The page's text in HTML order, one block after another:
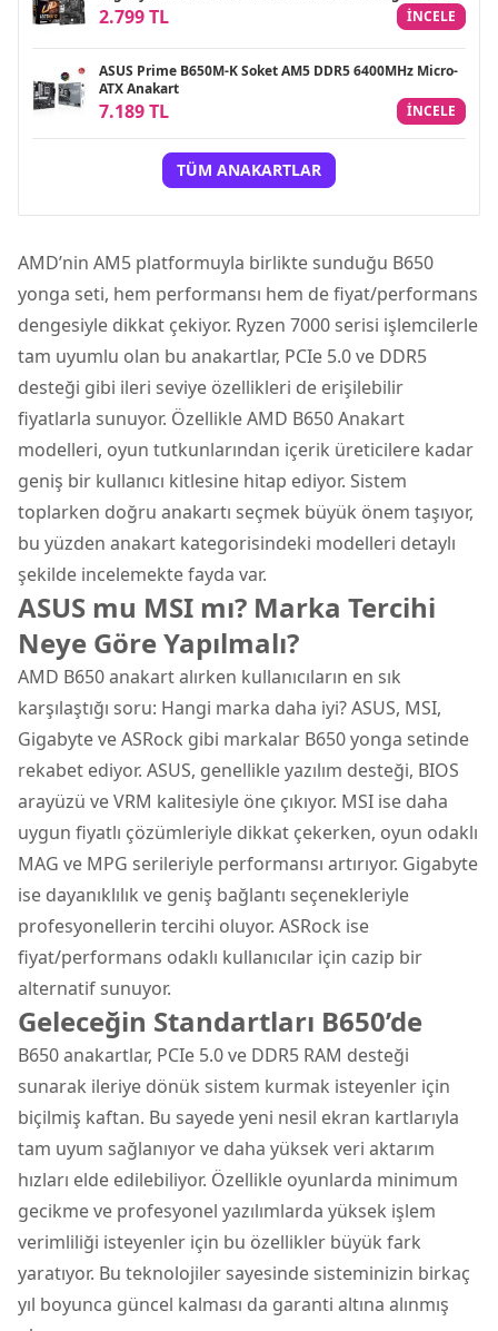
2.799 TL INCELE
ASUS Prime B650M-K Soket AM5 DDR5 6400MHz Micro-
ATX Anakart
7.189 TL INCELE
TÜM ANAKARTLAR
AMD’nin AM5 platformuyla birlikte sunduğu B650
yonga seti, hem performansı hem de fiyat/performans
dengesiyle dikkat çekiyor. Ryzen 7000 serisi işlemcilerle
tam uyumlu olan bu anakartlar, PCIe 5.0 ve DDR5
desteği gibi ileri seviye özellikleri de erişilebilir
fiyatlarla sunuyor. ÖzellikleAMD B650 Anakart
modelleri, oyun tutkunlarından içerik üreticilere kadar
geniş bir kullanıcı kitlesine hitap ediyor. Sistem
toplarken doğru anakartı seçmek büyük önem taşıyor,
bu yüzden anakart kategorisindeki modelleri detaylı
şekilde incelemekte fayda var.
ASUS mu MSI mı? Marka Tercihi
Neye Göre Yapılmalı?
AMD B650 anakart alırken kullanıcıların en sık
karşılaştığı soru: Hangi marka daha iyi? ASUS, MSI,
Gigabyte ve ASRock gibi markalar B650 yonga setinde
rekabet ediyor. ASUS, genellikle yazılım desteği, BIOS
arayüzü ve VRM kalitesiyle öne çıkıyor. MSI ise daha
uygun fiyatlı çözümleriyle dikkat çekerken, oyun odaklı
MAG ve MPG serileriyle performansı artırıyor. Gigabyte
ise dayanıklılık ve geniş bağlantı seçenekleriyle
profesyonellerin tercihi oluyor. ASRock ise
fiyat/performans odaklı kullanıcılar için cazip bir
alternatif sunuyor.
Geleceğin Standartları B650’de
B650 anakartlar, PCIe 5.0 ve DDR5 RAM desteği
sunarak ileriye dönük sistem kurmak isteyenler için
biçilmiş kaftan. Bu sayede yeni nesil ekran kartlarıyla
tam uyum sağlanıyor ve daha yüksek veri aktarım
hızları elde edilebiliyor. Özellikle oyunlarda minimum
gecikme ve profesyonel yazılımlarda yüksek işlem
verimliliği isteyenler için bu özellikler büyük fark
yaratıyor. Bu teknolojiler sayesinde sisteminizin birkaç
yıl boyunca güncel kalması da garanti altına alınmış